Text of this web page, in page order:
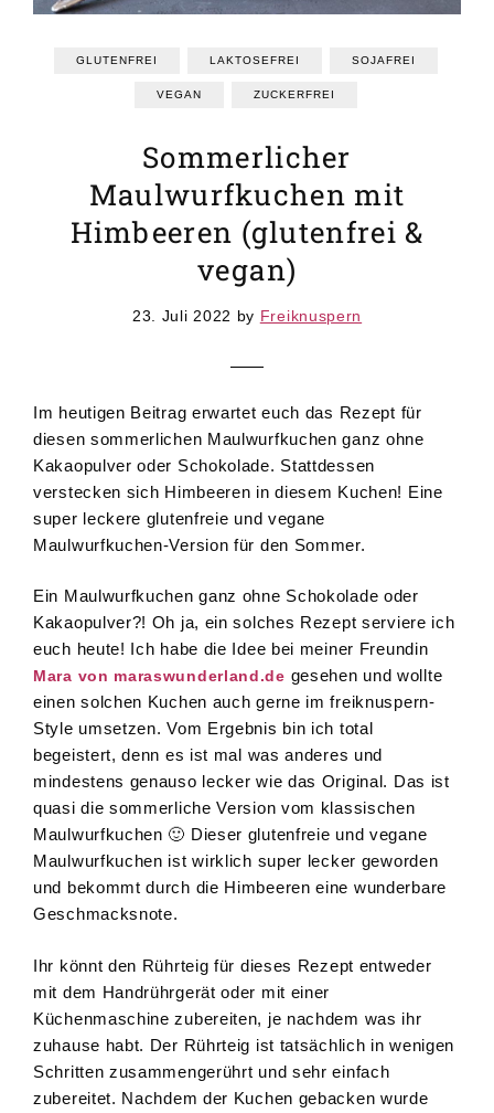
GLUTENFREI LAKTOSEFREI SOJAFREI
VEGAN ZUCKERFREI
Sommerlicher
Maulwurfkuchen mit
Himbeeren (glutenfrei &
vegan)
23. Juli 2022 by Freiknuspern
Im heutigen Beitrag erwartet euch das Rezept für
diesen sommerlichen Maulwurfkuchen ganz ohne
Kakaopulver oder Schokolade. Stattdessen
verstecken sich Himbeeren in diesem Kuchen! Eine
super leckere glutenfreie und vegane
Maulwurfkuchen-Version für den Sommer.
Ein Maulwurfkuchen ganz ohne Schokolade oder
Kakaopulver?! Oh ja, ein solches Rezept serviere ich
euch heute! Ich habe die Idee bei meiner Freundin
Mara von maraswunderland.de gesehen und wollte
einen solchen Kuchen auch gerne im freiknuspern-
Style umsetzen. Vom Ergebnis bin ich total
begeistert, denn es ist mal was anderes und
mindestens genauso lecker wie das Original. Das ist
quasi die sommerliche Version vom klassischen
Maulwurfkuchen 🙂 Dieser glutenfreie und vegane
Maulwurfkuchen ist wirklich super lecker geworden
und bekommt durch die Himbeeren eine wunderbare
Geschmacksnote.
Ihr könnt den Rührteig für dieses Rezept entweder
mit dem Handrührgerät oder mit einer
Küchenmaschine zubereiten, je nachdem was ihr
zuhause habt. Der Rührteig ist tatsächlich in wenigen
Schritten zusammengerührt und sehr einfach
zubereitet. Nachdem der Kuchen gebacken wurde